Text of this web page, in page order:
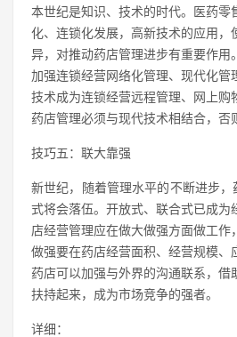
本世纪是知识、技术的时代。医药零
化、连锁化发展，高新技术的应用，
异，对推动药店管理进步有重要作用
加强连锁经营网络化管理、现代化管
技术成为连锁经营远程管理、网上购
药店管理必须与现代技术相结合，否
技巧五：联大靠强
新世纪，随着管理水平的不断进步，
式将会落伍。开放式、联合式已成为
店经营管理应在做大做强方面做工作
做强要在药店经营面积、经营规模、
药店可以加强与外界的沟通联系，借
扶持起来，成为市场竞争的强者。
详细：